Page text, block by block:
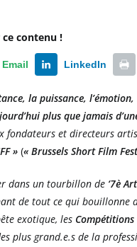
contenu !
Email LinkedIn
la puissance,
plus que jamais
fondateurs et directeurs
» (« Brussels Short Film
dans un tourbillon de ‘7è
de tout ce qui bouillonne
exotique, les Compétitions
plus grand.e.s de la